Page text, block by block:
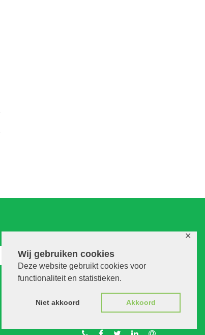
Wij gebruiken cookies
Deze website gebruikt cookies voor
functionaliteit en statistieken.
Niet akkoord Akkoord
✕